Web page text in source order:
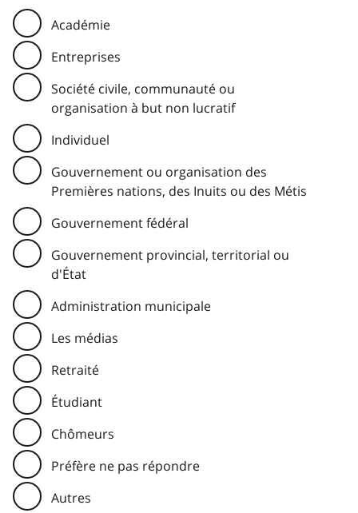
Académie
Entreprises
Société civile, communauté ou
organisation à but non lucratif
Individuel
Gouvernement ou organisation des
Premières nations, des Inuits ou des Métis
Gouvernement fédéral
Gouvernement provincial, territorial ou
d'État
Administration municipale
Les médias
Retraité
Étudiant
Chômeurs
Préfère ne pas répondre
Autres